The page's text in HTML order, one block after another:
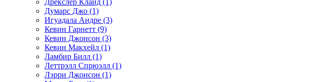
Думарс Джо (1)
Игуадала Андре (3)
Кевин Гарнетт (9)
Кевин Джонсон (3)
Кевин Макхейл (1)
Ламбир Билл (1)
Леттрэлл Спрюэлл (1)
Лэрри Джонсон (1)